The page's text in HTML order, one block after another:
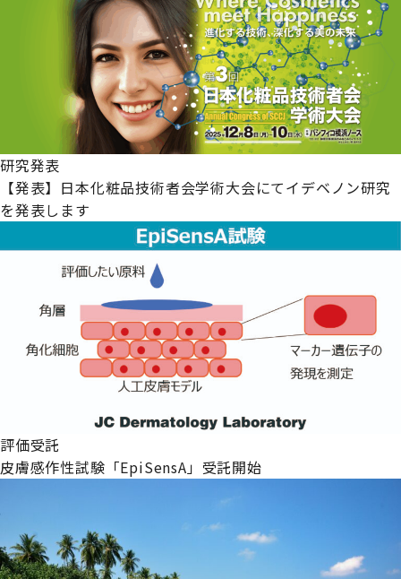
研究発表
【発表】日本化粧品技術者会学術大会にてイデベノン研究
を発表します
評価受託
皮膚感作性試験「EpiSensA」受託開始